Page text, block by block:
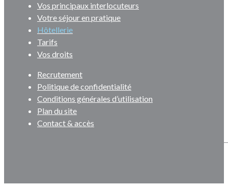
Vos principaux interlocuteurs
Votre séjour en pratique
Hôtellerie
Tarifs
Vos droits
Recrutement
Politique de confidentialité
Conditions générales d’utilisation
Plan du site
Contact & accès